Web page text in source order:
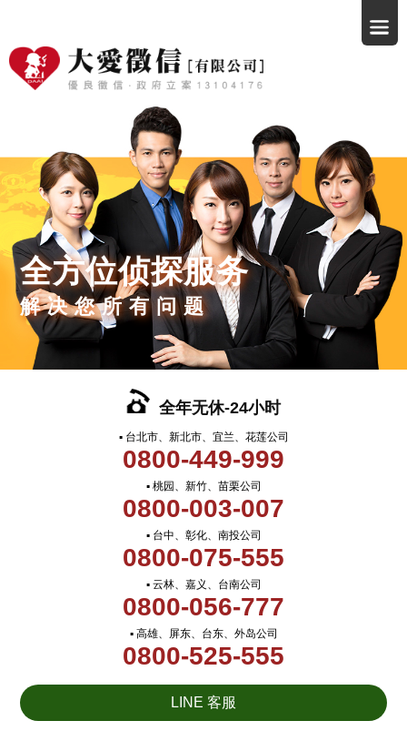
全方位侦探服务
解决您所有问题
全年无休-24小时
▪ 台北市、新北市、宜兰、花莲公司
0800-449-999
▪ 桃园、新竹、苗栗公司
0800-003-007
▪ 台中、彰化、南投公司
0800-075-555
▪ 云林、嘉义、台南公司
0800-056-777
▪ 高雄、屏东、台东、外岛公司
0800-525-555
LINE 客服